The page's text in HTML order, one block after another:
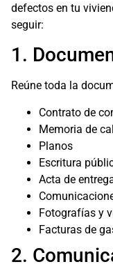
defectos en tu
seguir:
1.
Reúne toda la
Contrato de
Memoria de
Planos
Escritura
Acta de
Fotografías y
Facturas de
2.